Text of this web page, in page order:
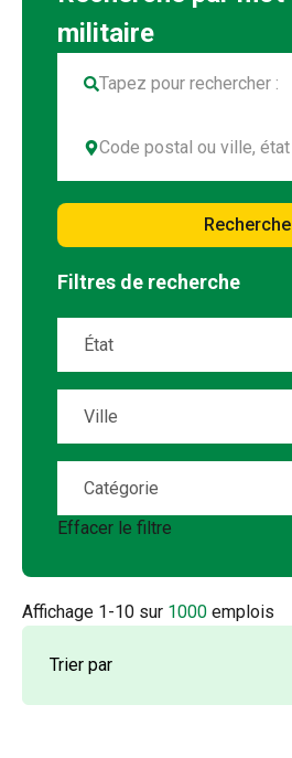
Recherche
Filtres de recherche
État
Alabama
Alaska
Alberta
Arkansas
California
Ville
Abeline
Airway Heights
Albuquerque
Aldergrove
Catégorie
Account Management
Effacer le filtre
Affichage 1-10 sur 1000 emplois
Trier par